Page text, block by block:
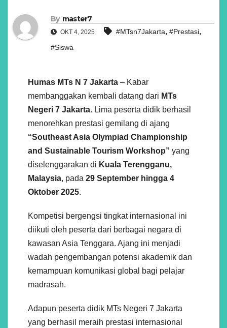
By master7
OKT 4, 2025 #MTsn7Jakarta, #Prestasi,
#Siswa
Humas MTs N 7 Jakarta – Kabar
membanggakan kembali datang dari MTs
Negeri 7 Jakarta. Lima peserta didik berhasil
menorehkan prestasi gemilang di ajang
“Southeast Asia Olympiad Championship
and Sustainable Tourism Workshop” yang
diselenggarakan di Kuala Terengganu,
Malaysia, pada 29 September hingga 4
Oktober 2025.
Kompetisi bergengsi tingkat internasional ini
diikuti oleh peserta dari berbagai negara di
kawasan Asia Tenggara. Ajang ini menjadi
wadah pengembangan potensi akademik dan
kemampuan komunikasi global bagi pelajar
madrasah.
Adapun peserta didik MTs Negeri 7 Jakarta
yang berhasil meraih prestasi internasional